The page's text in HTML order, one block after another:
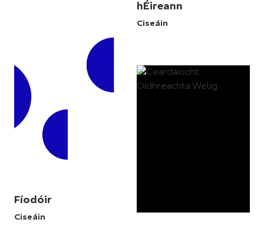
hÉireann
Ciseáin
Fíodóir
Ciseáin